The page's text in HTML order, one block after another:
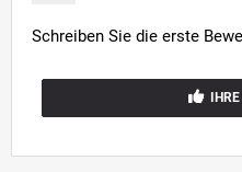
Schreiben Sie die erste